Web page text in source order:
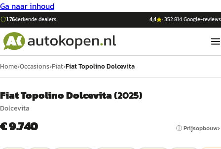
Ga naar inhoud
1.764erkende dealers 4,4 ·352.814Google-reviews
Home›Occasions›Fiat›Fiat Topolino Dolcevita
Fiat Topolino Dolcevita(2025)
Dolcevita
€ 9.740 ⓘ Prijsopbouw